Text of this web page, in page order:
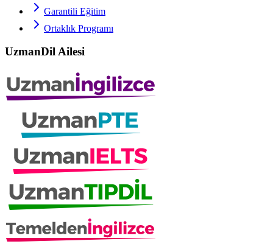
Garantili Eğitim
Ortaklık Programı
UzmanDil Ailesi